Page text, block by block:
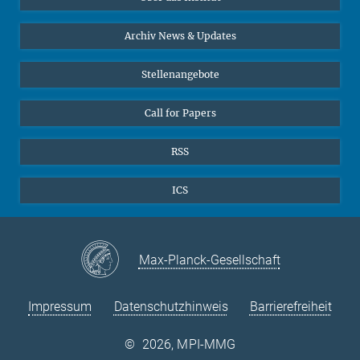
24
25 26 27 28 29
30
Online-Vorträge
Interviews zum Thema "Diversity"
Archiv News & Updates
Stellenangebote
Call for Papers
RSS
ICS
Max-Planck-Gesellschaft
Impressum Datenschutzhinweis Barrierefreiheit
© 2026, MPI-MMG